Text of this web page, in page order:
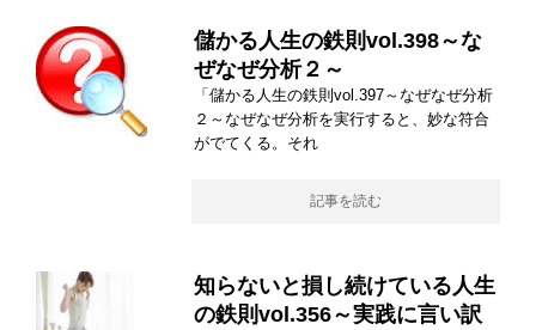
儲かる人生の鉄則vol.398～な
ぜなぜ分析２～
「儲かる人生の鉄則vol.397～なぜなぜ分析
２～なぜなぜ分析を実行すると、妙な符合
がでてくる。それ
記事を読む
知らないと損し続けている人生
の鉄則vol.356～実践に言い訳